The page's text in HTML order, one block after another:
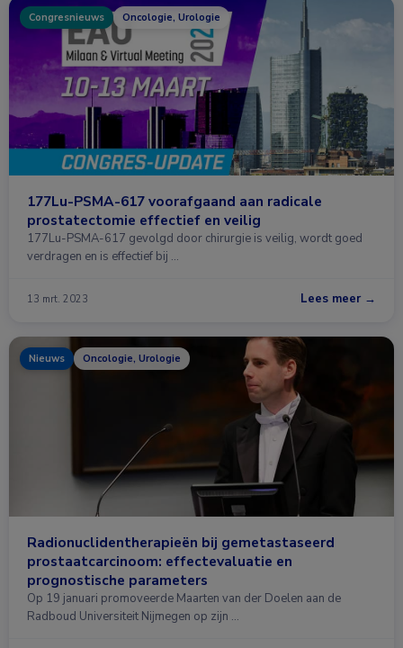
Congresnieuws Oncologie, Urologie
177Lu-PSMA-617 voorafgaand aan radicale
prostatectomie effectief en veilig
177Lu-PSMA-617 gevolgd door chirurgie is veilig, wordt goed
verdragen en is effectief bij …
13 mrt. 2023 Lees meer →
Nieuws Oncologie, Urologie
Radionuclidentherapieën bij gemetastaseerd
prostaatcarcinoom: effectevaluatie en
prognostische parameters
Op 19 januari promoveerde Maarten van der Doelen aan de
Radboud Universiteit Nijmegen op zijn …